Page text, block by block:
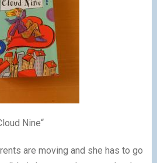
Nine“
are moving and she has to go